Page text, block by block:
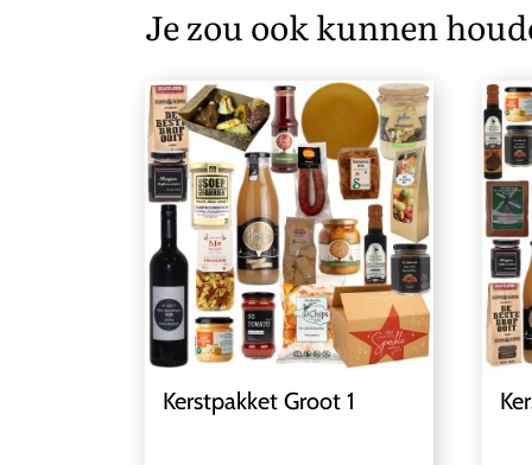
Je zou ook kunnen
Kerstpakket Groot 1